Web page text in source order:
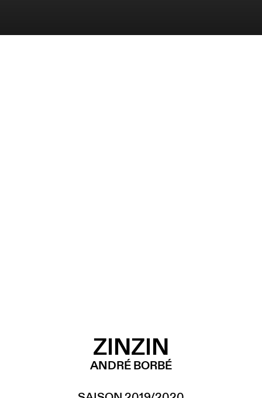
ZINZIN
ANDRÉ BORBÉ